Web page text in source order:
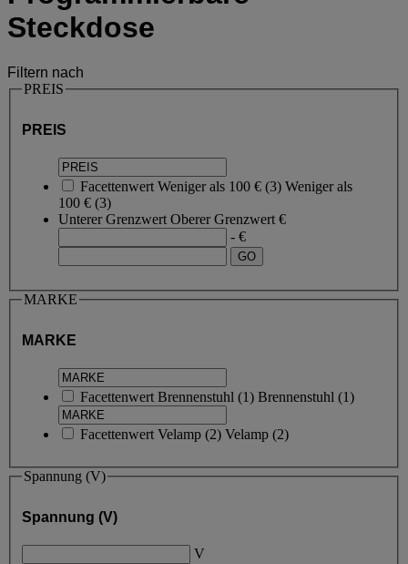
Steckdose
Filtern nach
PREIS
PREIS
Facettenwert Weniger als 100 € (3) Weniger als
100 € (3)
Unterer Grenzwert Oberer Grenzwert €
- €
MARKE
MARKE
Facettenwert Brennenstuhl (1) Brennenstuhl (1)
Facettenwert Velamp (2) Velamp (2)
Spannung (V)
Spannung (V)
V